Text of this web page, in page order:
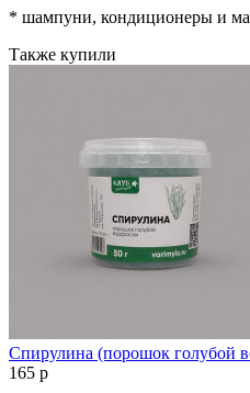
* шампуни, кондиционеры и
Также купили
Спирулина (порошок голубой
165 p